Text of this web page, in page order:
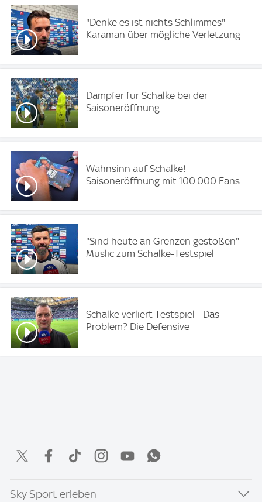
''Denke es ist nichts Schlimmes" -
Karaman über mögliche Verletzung
Dämpfer für Schalke bei der
Saisoneröffnung
Wahnsinn auf Schalke!
Saisoneröffnung mit 100.000 Fans
''Sind heute an Grenzen gestoßen" -
Muslic zum Schalke-Testspiel
Schalke verliert Testspiel - Das
Problem? Die Defensive
Sky Sport erleben